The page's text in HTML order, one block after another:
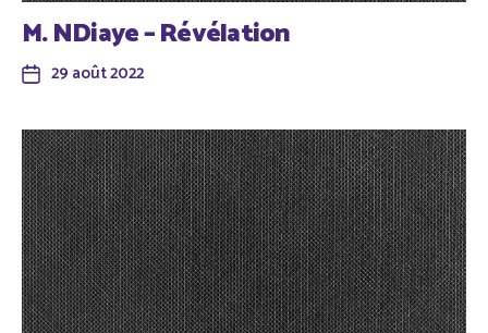
M. NDiaye – Révélation
29 août 2022